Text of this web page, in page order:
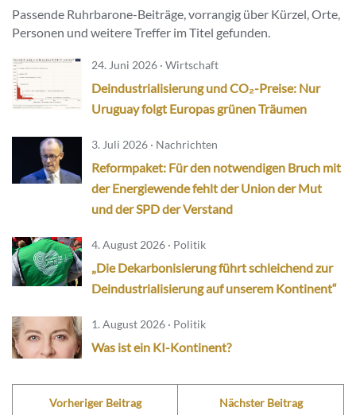
Passende Ruhrbarone-Beiträge, vorrangig über Kürzel, Orte,
Personen und weitere Treffer im Titel gefunden.
24. Juni 2026 · Wirtschaft
Deindustrialisierung und CO₂-Preise: Nur
Uruguay folgt Europas grünen Träumen
3. Juli 2026 · Nachrichten
Reformpaket: Für den notwendigen Bruch mit
der Energiewende fehlt der Union der Mut
und der SPD der Verstand
4. August 2026 · Politik
„Die Dekarbonisierung führt schleichend zur
Deindustrialisierung auf unserem Kontinent“
1. August 2026 · Politik
Was ist ein KI-Kontinent?
Vorheriger Beitrag Nächster Beitrag